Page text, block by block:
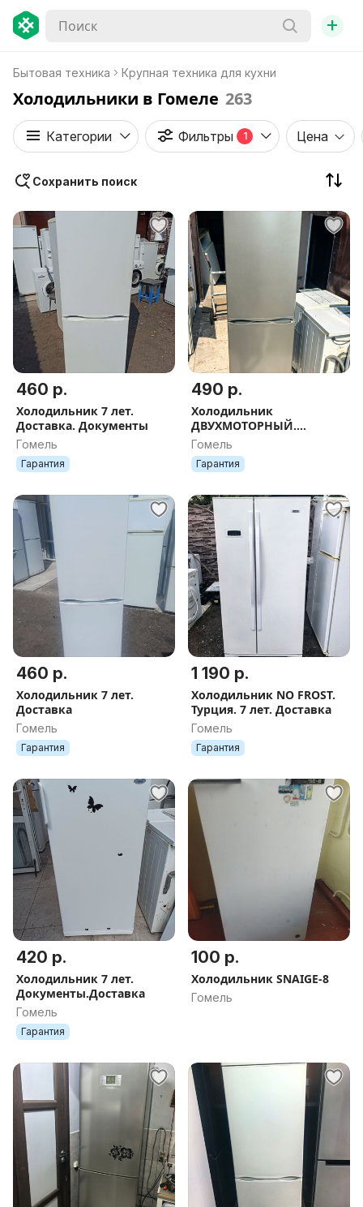
+
Бытовая техника Крупная техника для кухни
Холодильники в Гомеле 263
Категории Фильтры 1 Цена
Сохранить поиск
460 р.
Холодильник 7 лет.
Доставка. Документы
Гомель
Гарантия
490 р.
Холодильник
ДВУХМОТОРНЫЙ.
ДОСТАВКА
Гомель
Гарантия
460 р.
Холодильник 7 лет.
Доставка
Гомель
Гарантия
1 190 р.
Холодильник NO FROST.
Турция. 7 лет. Доставка
Гомель
Гарантия
420 р.
Холодильник 7 лет.
Документы.Доставка
Гомель
Гарантия
100 р.
Холодильник SNAIGE-8
Гомель